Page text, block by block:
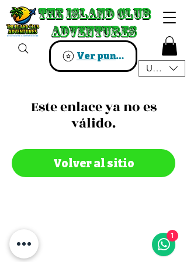
The Island Club
Adventures
The Island Club
Adventures
Ver puntos
USD ($)
Este enlace ya no es
válido.
Volver al sitio
1